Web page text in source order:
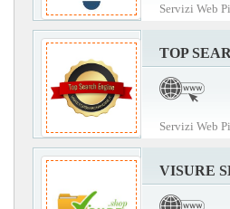
Servizi Web
TOP
Servizi Web
VISURE